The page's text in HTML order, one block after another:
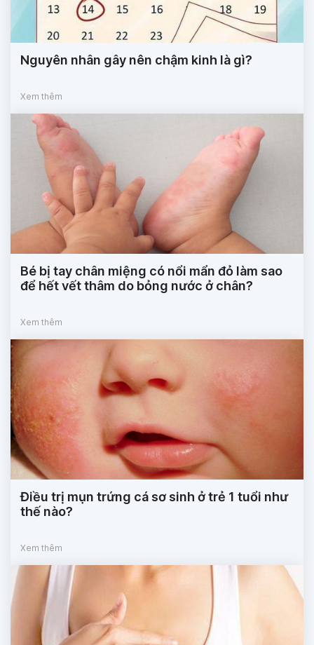
Nguyên nhân gây nên chậm kinh là gì?
Xem thêm
Bé bị tay chân miệng có nổi mẩn đỏ làm sao
để hết vết thâm do bỏng nước ở chân?
Xem thêm
Điều trị mụn trứng cá sơ sinh ở trẻ 1 tuổi như
thế nào?
Xem thêm